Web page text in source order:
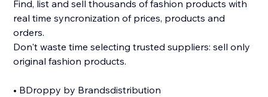
Find, list and sell thousands of fashion products with
real time syncronization of prices, products and
orders.
Don't waste time selecting trusted suppliers: sell only
original fashion products.
• BDroppy by Brandsdistribution